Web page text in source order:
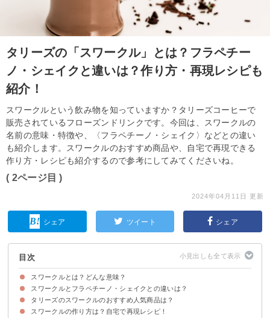
タリーズの「スワークル」とは？フラペチー
ノ・シェイクと違いは？作り方・再現レシピも
紹介！
スワークルという飲み物を知っていますか？タリーズコーヒーで
販売されているフローズンドリンクです。今回は、スワークルの
名前の意味・特徴や、〈フラペチーノ・シェイク〉などとの違い
も紹介します。スワークルのおすすめ商品や、自宅で再現できる
作り方・レシピも紹介するので参考にしてみてくださいね。
( 2ページ目 )
2024年04月11日 更新
シェア ツイート シェア
目次
スワークルとは？どんな意味？
スワークルはタリーズコーヒーのフローズンドリンク
スワークルとフラペチーノ・シェイクとの違いは？
スワークルとフラペチーノの違い
スワークルとシェイクの違い
タリーズのスワークルのおすすめ人気商品は？
①抹茶リスタ（560円～）
②チョコリスタ（560円～）
③マンゴータンゴスワークル（430円～）
スワークルの作り方は？自宅で再現レシピ！